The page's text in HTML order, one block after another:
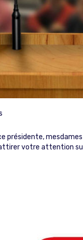
présidente,
votre attention